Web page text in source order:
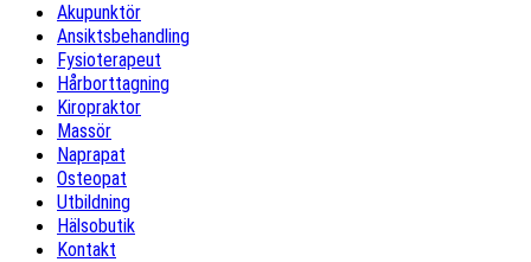
Akupunktör
Ansiktsbehandling
Fysioterapeut
Hårborttagning
Kiropraktor
Massör
Naprapat
Osteopat
Utbildning
Hälsobutik
Kontakt